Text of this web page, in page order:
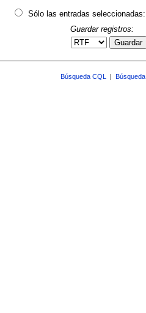
Sólo las entradas seleccionadas:
Guardar registros:
Guardar
Búsqueda CQL